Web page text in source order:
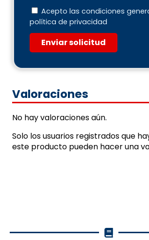
Acepto las condiciones
política de privacidad
Enviar solicitud
Valoraciones
No hay valoraciones aún.
Solo los usuarios registrados que
este producto pueden hacer una